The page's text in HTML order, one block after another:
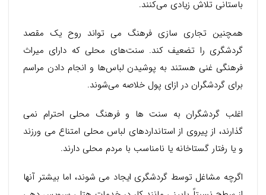
باستانی تلاش زیادی می‌کنند.
همچنین تجاری سازی فرهنگ می تواند روح یک مقصد
گردشگری را تضعیف کند. سنت‌های محلی که دارای میراث
فرهنگی غنی هستند به پوشیدن لباس‌ها و انجام دادن مراسم
برای گردشگران در ازای پول خلاصه می‌شوند.
اغلب گردشگران به سنت ها و فرهنگ محلی احترام نمی
گذارند، از پیروی از استانداردهای لباس محلی امتناع می ورزند
و یا رفتار گستاخانه یا نامناسب با مردم محلی دارند.
اگرچه مشاغل توسط گردشگری ایجاد می شوند، اما بیشتر آنها